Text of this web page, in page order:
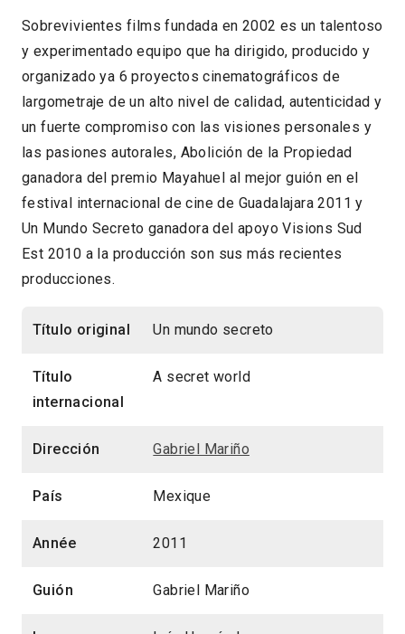
Sobrevivientes films fundada en 2002 es un talentoso
y experimentado equipo que ha dirigido, producido y
organizado ya 6 proyectos cinematográficos de
largometraje de un alto nivel de calidad, autenticidad y
un fuerte compromiso con las visiones personales y
las pasiones autorales, Abolición de la Propiedad
ganadora del premio Mayahuel al mejor guión en el
festival internacional de cine de Guadalajara 2011 y
Un Mundo Secreto ganadora del apoyo Visions Sud
Est 2010 a la producción son sus más recientes
producciones.
Título original Un mundo secreto
Título
internacional
A secret world
Dirección Gabriel Mariño
País Mexique
Année 2011
Guión Gabriel Mariño